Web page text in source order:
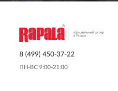
8 (499) 450-37-22
ПН-ВС 9:00-21:00